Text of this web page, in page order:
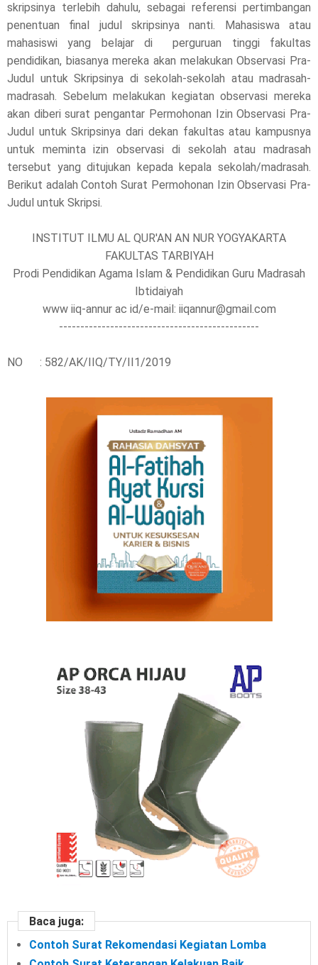
p
l
e
a
e
!
skripsinya terlebih dahulu, sebagai referensi pertimbangan
penentuan final judul skripsinya nanti. Mahasiswa atau
mahasiswi yang belajar di perguruan tinggi fakultas
pendidikan, biasanya mereka akan melakukan Observasi Pra-
Judul untuk Skripsinya di sekolah-sekolah atau madrasah-
madrasah. Sebelum melakukan kegiatan observasi mereka
akan diberi surat pengantar Permohonan Izin Observasi Pra-
Judul untuk Skripsinya dari dekan fakultas atau kampusnya
untuk meminta izin observasi di sekolah atau madrasah
tersebut yang ditujukan kepada kepala sekolah/madrasah.
Berikut adalah Contoh Surat Permohonan Izin Observasi Pra-
Judul untuk Skripsi.
INSTITUT ILMU AL QUR'AN AN NUR YOGYAKARTA
FAKULTAS TARBIYAH
Prodi Pendidikan Agama Islam & Pendidikan Guru Madrasah
Ibtidaiyah
www iiq-annur ac id/e-mail: iiqannur@gmail.com
-----------------------------------------------
NO : 582/AK/IIQ/TY/II1/2019
Baca juga:
Contoh Surat Rekomendasi Kegiatan Lomba